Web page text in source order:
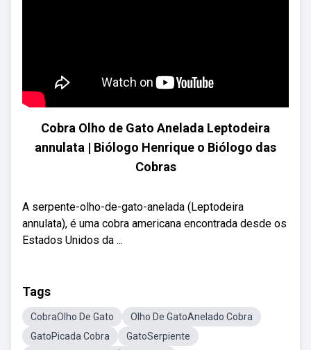
Cobra Olho de Gato Anelada Leptodeira
annulata | Biólogo Henrique o Biólogo das
Cobras
A serpente-olho-de-gato-anelada (Leptodeira
annulata), é uma cobra americana encontrada desde os
Estados Unidos da ...
Tags
CobraOlho De Gato
Olho De GatoAnelado Cobra
GatoPicada Cobra
GatoSerpiente